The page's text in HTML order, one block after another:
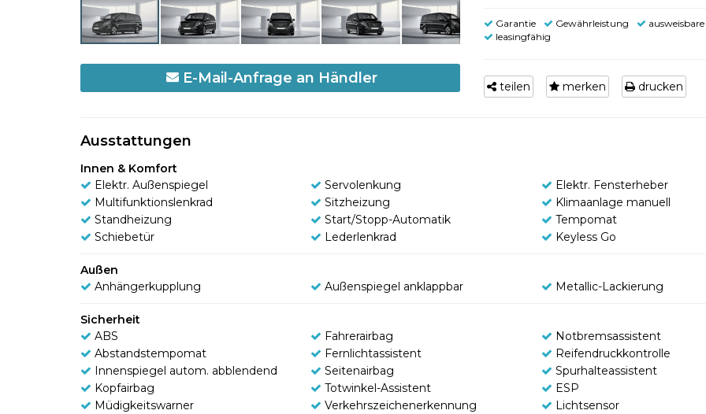
E-Mail-Anfrage an Händler
Garantie Gewährleistung
ausweisbare
leasingfähig
teilen merken drucken
Ausstattungen
Innen & Komfort
Elektr. Außenspiegel
Servolenkung
Elektr. Fensterheber
Multifunktionslenkrad
Sitzheizung
Klimaanlage manuell
Standheizung
Start/Stopp-Automatik
Tempomat
Schiebetür
Lederlenkrad Keyless Go
Außen
Anhängerkupplung
Außenspiegel anklappbar Metallic-Lackierung
Sicherheit
ABS
Fahrerairbag
Notbremsassistent
Abstandstempomat
Fernlichtassistent
Reifendruckkontrolle
Innenspiegel autom. abblendend
Seitenairbag
Spurhalteassistent
Kopfairbag
Totwinkel-Assistent
ESP
Müdigkeitswarner
Verkehrszeichenerkennung
Lichtsensor